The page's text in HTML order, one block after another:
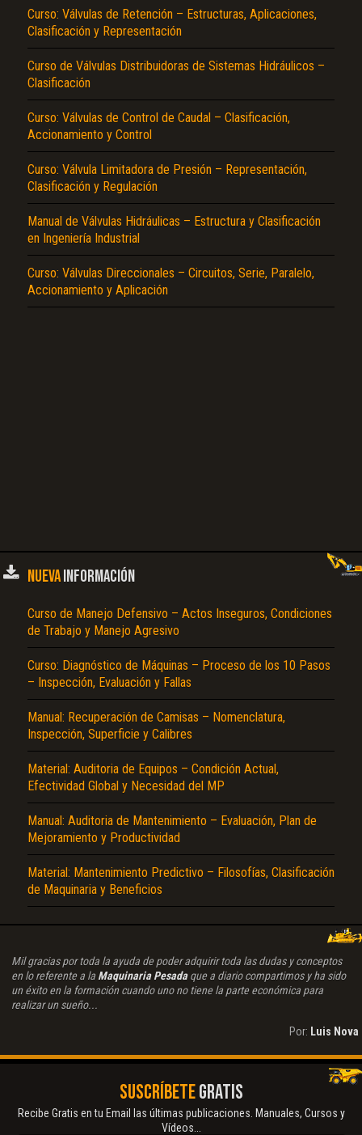
Curso: Válvulas de Retención – Estructuras, Aplicaciones,
Clasificación y Representación
Curso de Válvulas Distribuidoras de Sistemas Hidráulicos –
Clasificación
Curso: Válvulas de Control de Caudal – Clasificación,
Accionamiento y Control
Curso: Válvula Limitadora de Presión – Representación,
Clasificación y Regulación
Manual de Válvulas Hidráulicas – Estructura y Clasificación
en Ingeniería Industrial
Curso: Válvulas Direccionales – Circuitos, Serie, Paralelo,
Accionamiento y Aplicación
NUEVAINFORMACIÓN
Curso de Manejo Defensivo – Actos Inseguros, Condiciones
de Trabajo y Manejo Agresivo
Curso: Diagnóstico de Máquinas – Proceso de los 10 Pasos
– Inspección, Evaluación y Fallas
Manual: Recuperación de Camisas – Nomenclatura,
Inspección, Superficie y Calibres
Material: Auditoria de Equipos – Condición Actual,
Efectividad Global y Necesidad del MP
Manual: Auditoria de Mantenimiento – Evaluación, Plan de
Mejoramiento y Productividad
Material: Mantenimiento Predictivo – Filosofías, Clasificación
de Maquinaria y Beneficios
Mil gracias por toda la ayuda de poder adquirir toda las dudas y conceptos
en lo referente a la Maquinaria Pesadaque a diario compartimos y ha sido
un éxito en la formación cuando uno no tiene la parte económica para
realizar un sueño...
Por: Luis Nova
SUSCRÍBETEGRATIS
Recibe Gratis en tu Email las últimas publicaciones. Manuales, Cursos y
Vídeos...
Texto o Imagen de portada son erróneos.
No carga o no se visualiza el contenido.